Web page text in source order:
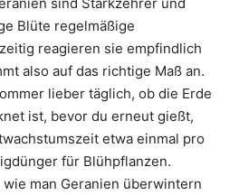
Blüte regelmäßige
reagieren sie empfindlich
also auf das richtige Maß an.
lieber täglich, ob die Erde
ist, bevor du erneut gießt,
etwa einmal pro
für Blühpflanzen.
man Geranien überwintern